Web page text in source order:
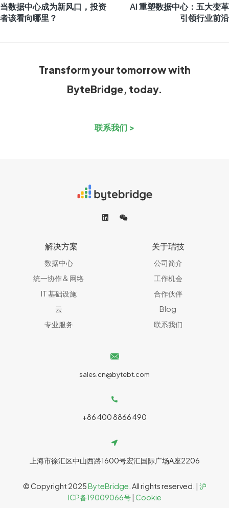
当数据中心成为新风口，投资
者该看向哪里？
AI 重塑数据中心：五大变革
引领行业前沿
Transform your tomorrow with
ByteBridge, today.
联系我们 >
解决方案
数据中心
统一协作 & 网络​
IT 基础设施
云
专业服务
关于瑞技
公司简介
工作机会
合作伙伴
Blog
联系我们
sales.cn@bytebt.com
+86 400 8866 490
上海市徐汇区中山西路1600号宏汇国际广场A座2206
© Copyright 2025ByteBridge . All rights reserved. | 沪
ICP备19009066号| Cookie